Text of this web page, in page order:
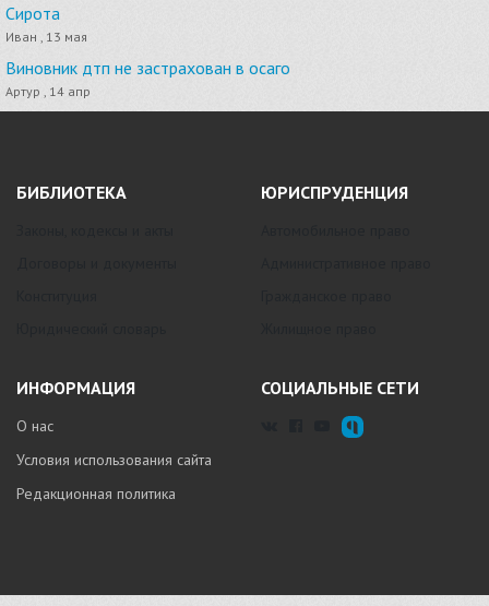
Сирота
Иван , 13 мая
Виновник дтп не застрахован в осаго
Артур , 14 апр
БИБЛИОТЕКА ЮРИСПРУДЕНЦИЯ
ИНФОРМАЦИЯ
О нас
Условия использования сайта
Редакционная политика
СОЦИАЛЬНЫЕ СЕТИ